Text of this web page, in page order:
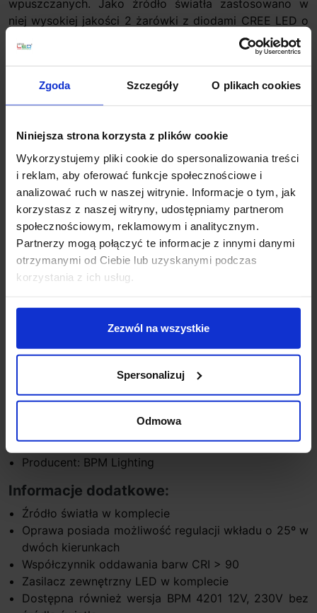
Zgoda Szczegóły O plikach cookies
Niniejsza strona korzysta z plików cookie
Wykorzystujemy pliki cookie do spersonalizowania treści
i reklam, aby oferować funkcje społecznościowe i
analizować ruch w naszej witrynie. Informacje o tym, jak
korzystasz z naszej witryny, udostępniamy partnerom
społecznościowym, reklamowym i analitycznym.
Partnerzy mogą połączyć te informacje z innymi danymi
otrzymanymi od Ciebie lub uzyskanymi podczas
korzystania z ich usług.
Zezwól na wszystkie
Spersonalizuj
Odmowa
wpuszczanych. Jako źródło światła zastosowano w
niej wysokiej jakości 2 żarówki z diodami CREE LED o
mocy 10W lub 7W, które zużywają do 70% mniej energii
w porównaniu z tradycyjnymi żarówkami, co pozwala
znacznie obniżyć rachunki za prąd. Elegancki i
nowoczesny wygląd sprawiają, że ta ledowa oprawa
oświetleniowa idealnie nadaje się do oświetlenia
komunikacyjnych.
Dane techniczne:
Źródło światła: 2 x CREE LED 10W lub 2x7W
Zasilanie: 230V
Wymiary: 9cm (szerokość) x 18cm (długość) x 6cm
(głębokość)
Otwór montażowy: 16,5cm (długość), 7cm
(szerokość)
2z514lm, 4000K-2x565lm
Strumień świetlny 10W: 2700K-2x686lm, 3000K-
Temperatura barwy światła: 2700K, 3000K (biała
ciepła), 4000K (biała)
Kąt świecenia 40º/60º
Kolor: biały mat
Producent: BPM Lighting
Informacje dodatkowe:
Źródło światła w komplecie
Oprawa posiada możliwość regulacji wkładu o 25º w
dwóch kierunkach
Współczynnik oddawania barw CRI > 90
Zasilacz zewnętrzny LED w komplecie
Dostępna również wersja BPM 4201 12V, 230V bez